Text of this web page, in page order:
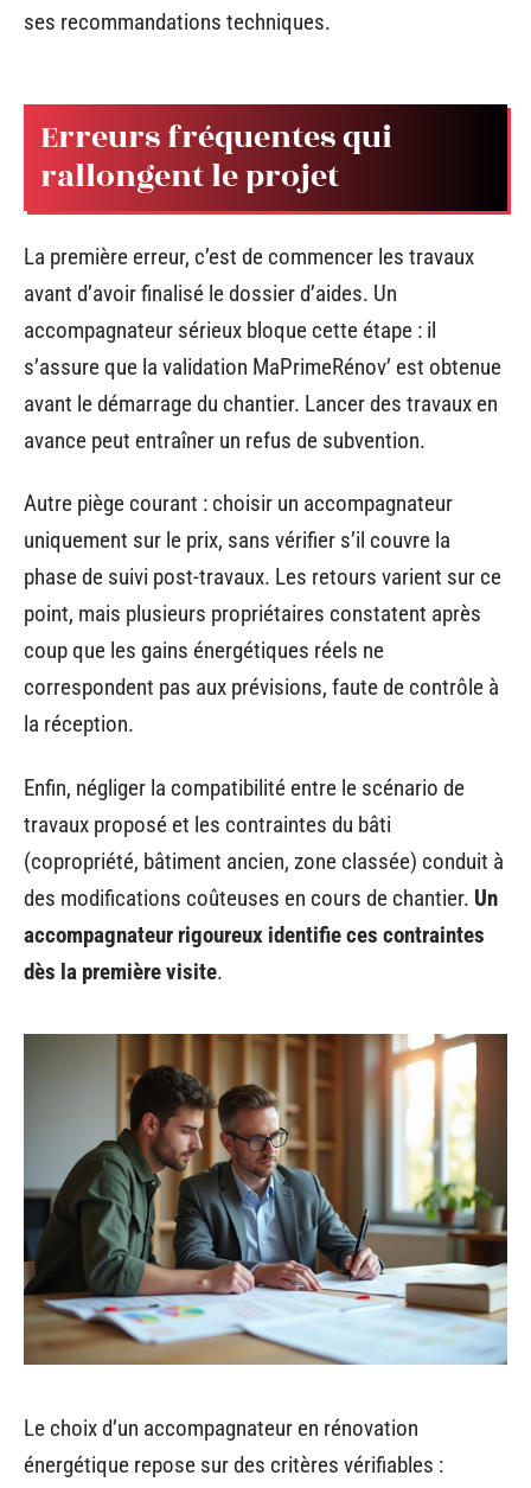
ses recommandations techniques.
Erreurs fréquentes qui
rallongent le projet
La première erreur, c’est de commencer les travaux
avant d’avoir finalisé le dossier d’aides. Un
accompagnateur sérieux bloque cette étape : il
s’assure que la validation MaPrimeRénov’ est obtenue
avant le démarrage du chantier. Lancer des travaux en
avance peut entraîner un refus de subvention.
Autre piège courant : choisir un accompagnateur
uniquement sur le prix, sans vérifier s’il couvre la
phase de suivi post-travaux. Les retours varient sur ce
point, mais plusieurs propriétaires constatent après
coup que les gains énergétiques réels ne
correspondent pas aux prévisions, faute de contrôle à
la réception.
Enfin, négliger la compatibilité entre le scénario de
travaux proposé et les contraintes du bâti
(copropriété, bâtiment ancien, zone classée) conduit à
des modifications coûteuses en cours de chantier. Un
accompagnateur rigoureux identifie ces contraintes
dès la première visite.
Le choix d’un accompagnateur en rénovation
énergétique repose sur des critères vérifiables :